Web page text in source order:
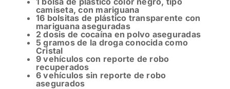
camiseta, con mariguana
16 bolsitas de plástico transparente con
mariguana aseguradas
2 dosis de cocaína en polvo aseguradas
5 gramos de la droga conocida como
Cristal
9 vehículos con reporte de robo
recuperados
6 vehículos sin reporte de robo
asegurados